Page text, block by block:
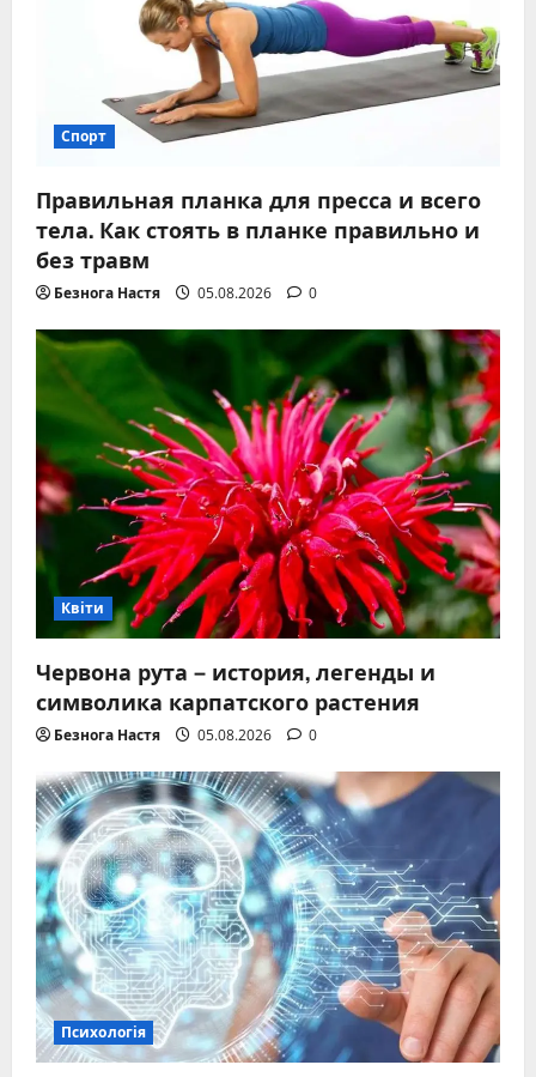
Спорт
Правильная планка для пресса и всего
тела. Как стоять в планке правильно и
без травм
Безнога Настя 05.08.2026 0
Квіти
Червона рута – история, легенды и
символика карпатского растения
Безнога Настя 05.08.2026 0
Психологія